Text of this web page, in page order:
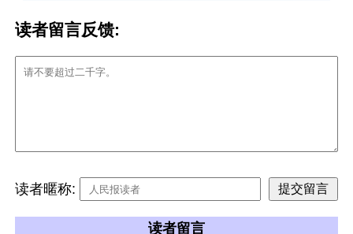
读者留言反馈:
读者暱称:
读者留言